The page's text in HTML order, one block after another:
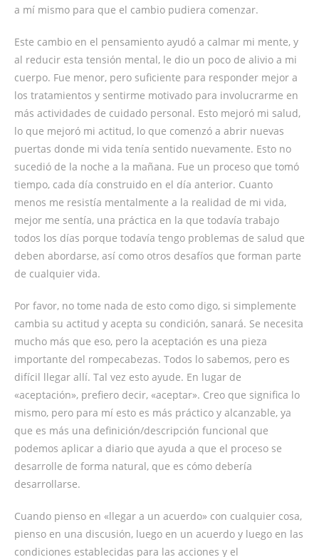
a mí mismo para que el cambio pudiera comenzar.
Este cambio en el pensamiento ayudó a calmar mi mente, y
al reducir esta tensión mental, le dio un poco de alivio a mi
cuerpo. Fue menor, pero suficiente para responder mejor a
los tratamientos y sentirme motivado para involucrarme en
más actividades de cuidado personal. Esto mejoró mi salud,
lo que mejoró mi actitud, lo que comenzó a abrir nuevas
puertas donde mi vida tenía sentido nuevamente. Esto no
sucedió de la noche a la mañana. Fue un proceso que tomó
tiempo, cada día construido en el día anterior. Cuanto
menos me resistía mentalmente a la realidad de mi vida,
mejor me sentía, una práctica en la que todavía trabajo
todos los días porque todavía tengo problemas de salud que
deben abordarse, así como otros desafíos que forman parte
de cualquier vida.
Por favor, no tome nada de esto como digo, si simplemente
cambia su actitud y acepta su condición, sanará. Se necesita
mucho más que eso, pero la aceptación es una pieza
importante del rompecabezas. Todos lo sabemos, pero es
difícil llegar allí. Tal vez esto ayude. En lugar de
«aceptación», prefiero decir, «aceptar». Creo que significa lo
mismo, pero para mí esto es más práctico y alcanzable, ya
que es más una definición/descripción funcional que
podemos aplicar a diario que ayuda a que el proceso se
desarrolle de forma natural, que es cómo debería
desarrollarse.
Cuando pienso en «llegar a un acuerdo» con cualquier cosa,
pienso en una discusión, luego en un acuerdo y luego en las
condiciones establecidas para las acciones y el